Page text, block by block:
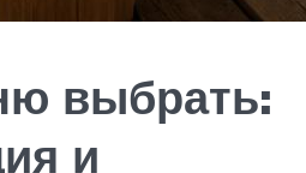
выбрать:
и